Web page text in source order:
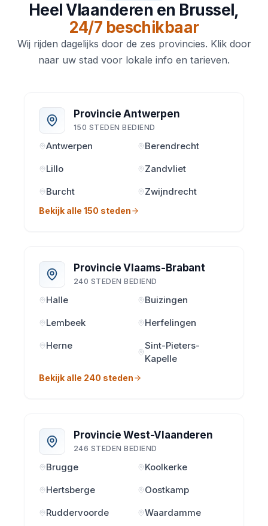
Heel Vlaanderen en Brussel,
24/7 beschikbaar
Wij rijden dagelijks door de zes provincies. Klik door
naar uw stad voor lokale info en tarieven.
Provincie Antwerpen
150 STEDEN BEDIEND
Antwerpen
Berendrecht
Lillo
Zandvliet
Burcht
Zwijndrecht
Bekijk alle 150 steden
Provincie Vlaams-Brabant
240 STEDEN BEDIEND
Halle
Buizingen
Lembeek
Herfelingen
Herne
Sint-Pieters-
Kapelle
Bekijk alle 240 steden
Provincie West-Vlaanderen
246 STEDEN BEDIEND
Brugge
Koolkerke
Hertsberge
Oostkamp
Ruddervoorde
Waardamme